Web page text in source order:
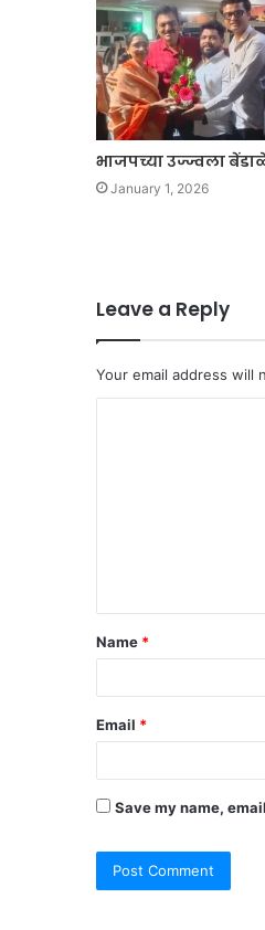
भाजपच्या उज्ज्वला
January 1, 2026
Leave a Reply
Your email address will
t
*
Name *
Email *
Save my name,